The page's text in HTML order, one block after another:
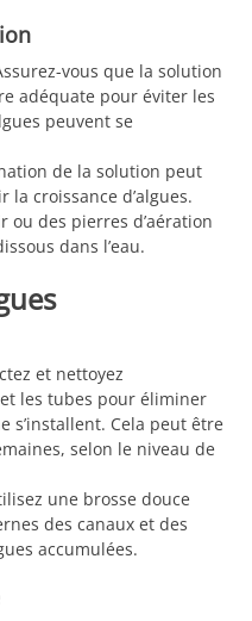
vous que la solution
adéquate pour éviter les
peuvent se
de la solution peut
croissance d’algues.
ou des pierres d’aération
dans l’eau.
et nettoyez
les tubes pour éliminer
s’installent. Cela peut être
selon le niveau de
une brosse douce
des canaux et des
accumulées.